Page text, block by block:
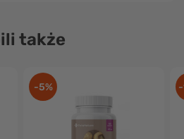
także
-5%